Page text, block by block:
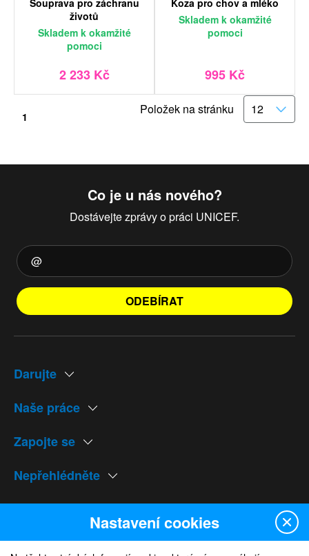
životů
Skladem k okamžité
pomoci
2 233 Kč
Skladem k okamžité
pomoci
995 Kč
1 Položek na stránku
Co je u nás nového?
Dostávejte zprávy o práci UNICEF.
ODEBÍRAT
Darujte
Naše práce
Zapojte se
Nepřehlédněte
Naše weby
Nastavení cookies